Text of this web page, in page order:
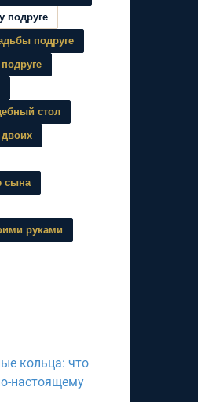
подруге
подруге
стол
сына
руками
кольца: что
настоящему